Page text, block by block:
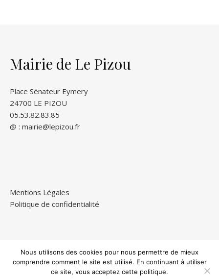
Mairie de Le Pizou
Place Sénateur Eymery
24700 LE PIZOU
05.53.82.83.85
@ : mairie@lepizou.fr
Mentions Légales
Politique de confidentialité
© 2026 | Site officiel Commune de Le Pizou - Dordogne (24) | Tous
droits réservés
Nous utilisons des cookies pour nous permettre de mieux
comprendre comment le site est utilisé. En continuant à utiliser
ce site, vous acceptez cette politique.